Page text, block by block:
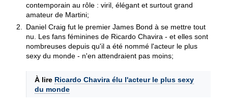
contemporain au rôle : viril, élégant et surtout grand
amateur de Martini;
Daniel Craig fut le premier James Bond à se mettre tout
nu. Les fans féminines de Ricardo Chavira - et elles sont
nombreuses depuis qu'il a été nommé l'acteur le plus
sexy du monde - n'en attendraient pas moins;
À lire Ricardo Chavira élu l'acteur le plus sexy
du monde